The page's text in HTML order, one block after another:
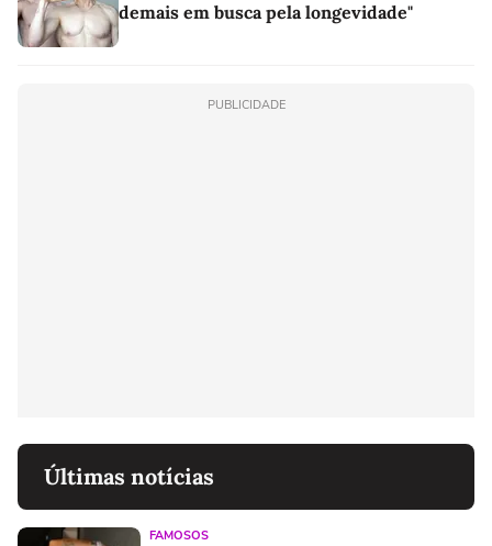
demais em busca pela longevidade"
PUBLICIDADE
Últimas notícias
FAMOSOS